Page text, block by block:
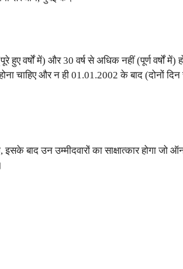
वर्षों में) और 30 वर्ष से अधिक नहीं (पूर्ण वर्षों में)
चाहिए और न ही 01.01.2002 के बाद (दोनों दिन
बाद उन उम्मीदवारों का साक्षात्कार होगा जो